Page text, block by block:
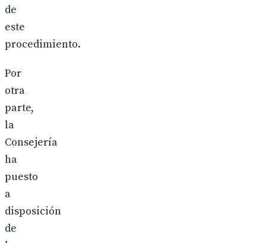
de
este
procedimiento.
Por
otra
parte,
la
Consejería
ha
puesto
a
disposición
de